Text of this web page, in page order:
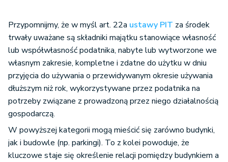
Przypomnijmy, że w myśl art. 22a ustawy PIT za środek
trwały uważane są składniki majątku stanowiące własność
lub współwłasność podatnika, nabyte lub wytworzone we
własnym zakresie, kompletne i zdatne do użytku w dniu
przyjęcia do używania o przewidywanym okresie używania
dłuższym niż rok, wykorzystywane przez podatnika na
potrzeby związane z prowadzoną przez niego działalnością
gospodarczą.
W powyższej kategorii mogą mieścić się zarówno budynki,
jak i budowle (np. parkingi). To z kolei powoduje, że
kluczowe staje się określenie relacji pomiędzy budynkiem a